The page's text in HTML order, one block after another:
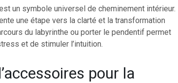
un symbole universel de cheminement intérieur.
une étape vers la clarté et la transformation
du labyrinthe ou porter le pendentif permet
et de stimuler l’intuition.
pour la